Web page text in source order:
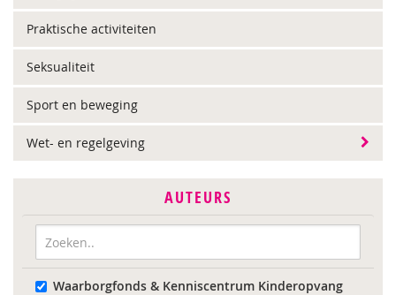
Praktische activiteiten
Seksualiteit
Sport en beweging
Wet- en regelgeving
AUTEURS
Waarborgfonds & Kenniscentrum Kinderopvang